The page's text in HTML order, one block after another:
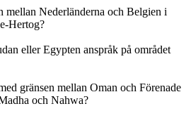
mellan Nederländerna och Belgien i
Hertog?
eller Egypten anspråk på området
gränsen mellan Oman och Förenade
och Nahwa?